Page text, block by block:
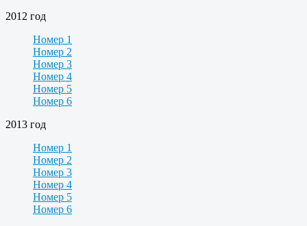
2012 год
Номер 1
Номер 2
Номер 3
Номер 4
Номер 5
Номер 6
2013 год
Номер 1
Номер 2
Номер 3
Номер 4
Номер 5
Номер 6